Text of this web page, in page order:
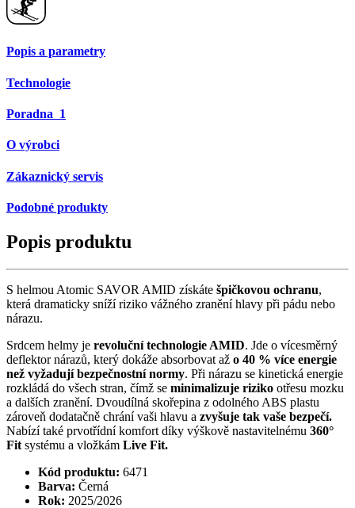
Popis a parametry
Technologie
Poradna 1
O výrobci
Zákaznický servis
Podobné produkty
Popis produktu
S helmou Atomic SAVOR AMID získáte špičkovou ochranu,
která dramaticky sníží riziko vážného zranění hlavy při pádu nebo
nárazu.
Srdcem helmy je revoluční technologie AMID. Jde o vícesměrný
deflektor nárazů, který dokáže absorbovat až o 40 % více energie
než vyžadují bezpečnostní normy. Při nárazu se kinetická energie
rozkládá do všech stran, čímž se minimalizuje riziko otřesu mozku
a dalších zranění. Dvoudílná skořepina z odolného ABS plastu
zároveň dodatačně chrání vaši hlavu a zvyšuje tak vaše bezpečí.
Nabízí také prvotřídní komfort díky výškově nastavitelnému 360°
Fit systému a vložkám Live Fit.
Kód produktu: 6471
Barva: Černá
Rok: 2025/2026